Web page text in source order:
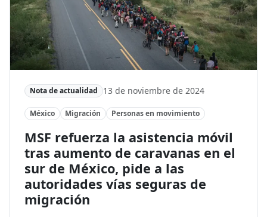
Nota de actualidad 13 de noviembre de 2024
México Migración Personas en movimiento
MSF refuerza la asistencia móvil
tras aumento de caravanas en el
sur de México, pide a las
autoridades vías seguras de
migración